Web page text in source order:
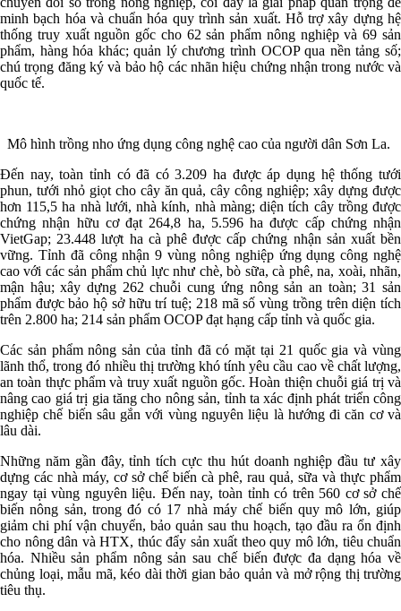
minh bạch hóa và chuẩn hóa quy trình sản xuất. Hỗ trợ xây dựng hệ
thống truy xuất nguồn gốc cho 62 sản phẩm nông nghiệp và 69 sản
phẩm, hàng hóa khác; quản lý chương trình OCOP qua nền tảng số;
chú trọng đăng ký và bảo hộ các nhãn hiệu chứng nhận trong nước và
quốc tế.
Mô hình trồng nho ứng dụng công nghệ cao của người dân Sơn La.
Đến nay, toàn tỉnh có đã có 3.209 ha được áp dụng hệ thống tưới
phun, tưới nhỏ giọt cho cây ăn quả, cây công nghiệp; xây dựng được
hơn 115,5 ha nhà lưới, nhà kính, nhà màng; diện tích cây trồng được
chứng nhận hữu cơ đạt 264,8 ha, 5.596 ha được cấp chứng nhận
VietGap; 23.448 lượt ha cà phê được cấp chứng nhận sản xuất bền
vững. Tỉnh đã công nhận 9 vùng nông nghiệp ứng dụng công nghệ
cao với các sản phẩm chủ lực như chè, bò sữa, cà phê, na, xoài, nhãn,
mận hậu; xây dựng 262 chuỗi cung ứng nông sản an toàn; 31 sản
phẩm được bảo hộ sở hữu trí tuệ; 218 mã số vùng trồng trên diện tích
trên 2.800 ha; 214 sản phẩm OCOP đạt hạng cấp tỉnh và quốc gia.
Các sản phẩm nông sản của tỉnh đã có mặt tại 21 quốc gia và vùng
lãnh thổ, trong đó nhiều thị trường khó tính yêu cầu cao về chất lượng,
an toàn thực phẩm và truy xuất nguồn gốc. Hoàn thiện chuỗi giá trị và
nâng cao giá trị gia tăng cho nông sản, tỉnh ta xác định phát triển công
nghiệp chế biến sâu gắn với vùng nguyên liệu là hướng đi căn cơ và
lâu dài.
Những năm gần đây, tỉnh tích cực thu hút doanh nghiệp đầu tư xây
dựng các nhà máy, cơ sở chế biến cà phê, rau quả, sữa và thực phẩm
ngay tại vùng nguyên liệu. Đến nay, toàn tỉnh có trên 560 cơ sở chế
biến nông sản, trong đó có 17 nhà máy chế biến quy mô lớn, giúp
giảm chi phí vận chuyển, bảo quản sau thu hoạch, tạo đầu ra ổn định
cho nông dân và HTX, thúc đẩy sản xuất theo quy mô lớn, tiêu chuẩn
hóa. Nhiều sản phẩm nông sản sau chế biến được đa dạng hóa về
chủng loại, mẫu mã, kéo dài thời gian bảo quản và mở rộng thị trường
tiêu thụ.